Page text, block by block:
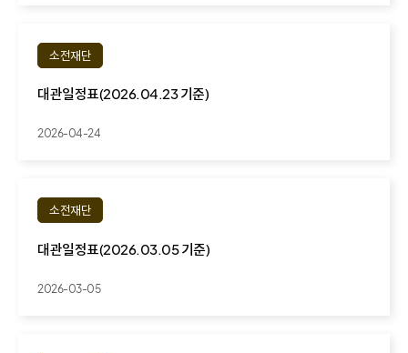
소전재단
대관일정표(2026.04.23 기준)
2026-04-24
소전재단
대관일정표(2026.03.05 기준)
2026-03-05